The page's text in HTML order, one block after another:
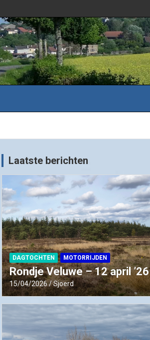
Laatste berichten
DAGTOCHTEN MOTORRIJDEN
Rondje Veluwe – 12 april ’26
15/04/2026 Sjoerd